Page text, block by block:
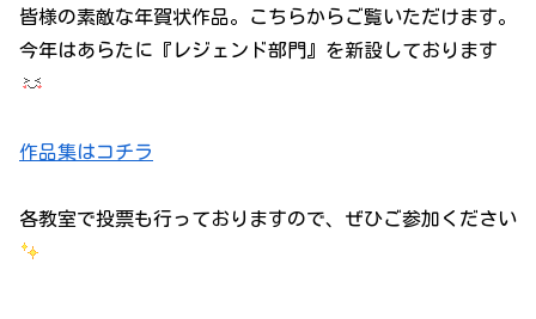
皆様の素敵な年賀状作品。こちらからご覧いただけます。
今年はあらたに『レジェンド部門』を新設しております
作品集はコチラ
各教室で投票も行っておりますので、ぜひご参加ください